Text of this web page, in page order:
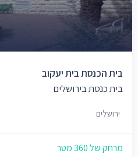
בית הכנסת בית יעקוב
בית כנסת בירושלים
ירושלים
מרחק של 360 מטר